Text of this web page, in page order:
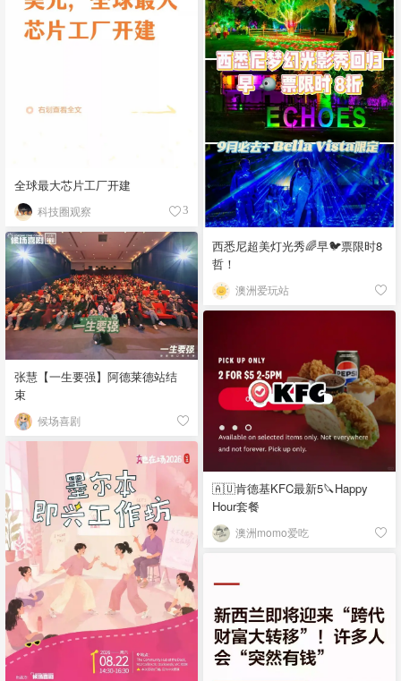
全球最大芯片工厂开建
科技圈观察 3
西悉尼超美灯光秀🌈早🐦票限时8
哲！
澳洲爱玩站
张慧【一生要强】阿德莱德站结
束
候场喜剧
🇦🇺肯德基KFC最新5🔪Happy
Hour套餐
澳洲momo爱吃